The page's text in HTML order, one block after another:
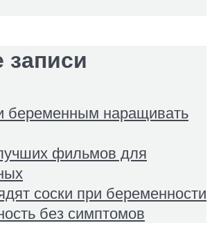
записи
беременным наращивать
фильмов для
соски при беременности
без симптомов